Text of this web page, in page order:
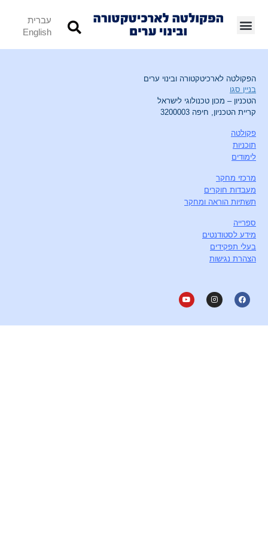
עברית
English
הפקולטה לארכיטקטורה ובינוי ערים
בניין סגו
הטכניון – מכון טכנולוגי לישראל
קריית הטכניון, חיפה 3200003
פקולטה
תוכניות
לימודים
מרכזי מחקר
מעבדות חוקרים
תשתיות הוראה ומחקר
ספרייה
מידע לסטודנטים
בעלי תפקידים
הצהרת נגישות